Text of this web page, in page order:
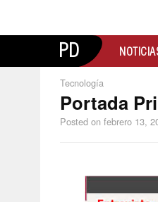
PD
Tecnología
Portada
Posted on febrero 13,